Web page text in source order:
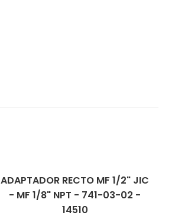
ADAPTADOR RECTO MF 1/2" JIC
- MF 1/8" NPT - 741-03-02 -
14510